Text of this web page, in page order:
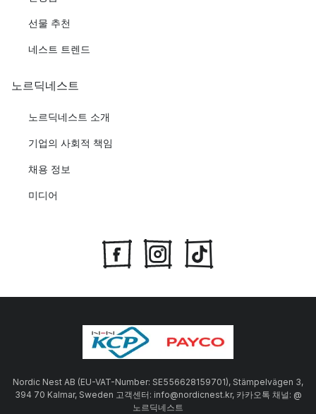
선물 추천
네스트 트렌드
노르딕네스트
노르딕네스트 소개
기업의 사회적 책임
채용 정보
미디어
Nordic Nest AB (EU-VAT-Number: SE556628159701), Stämpelvägen 3,
394 70 Kalmar, Sweden 고객센터: info@nordicnest.kr, 카카오톡 채널: @
노르딕네스트